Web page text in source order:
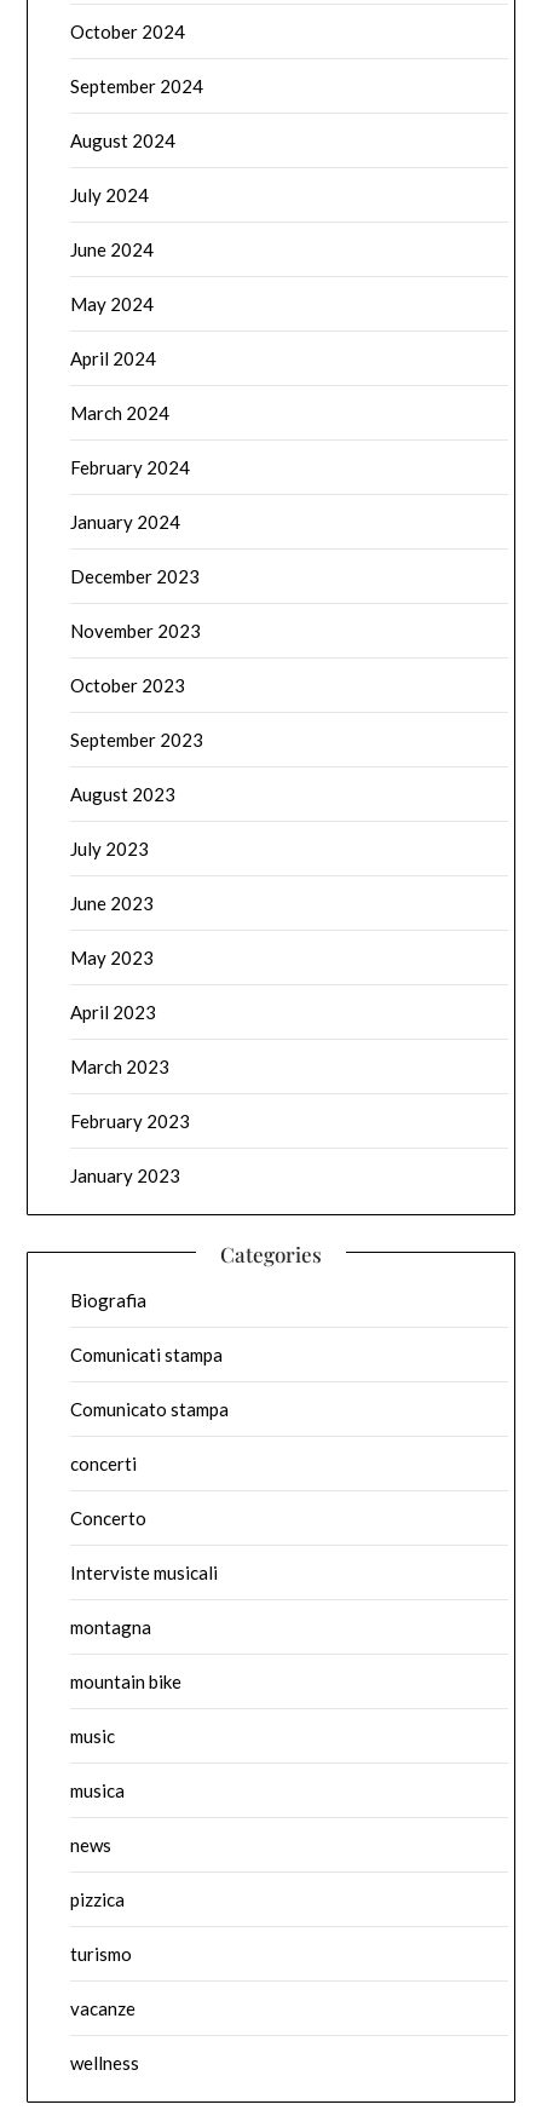
October 2024
September 2024
August 2024
July 2024
June 2024
May 2024
April 2024
March 2024
February 2024
January 2024
December 2023
November 2023
October 2023
September 2023
August 2023
July 2023
June 2023
May 2023
April 2023
March 2023
February 2023
January 2023
Categories
Biografia
Comunicati stampa
Comunicato stampa
concerti
Concerto
Interviste musicali
montagna
mountain bike
music
musica
news
pizzica
turismo
vacanze
wellness